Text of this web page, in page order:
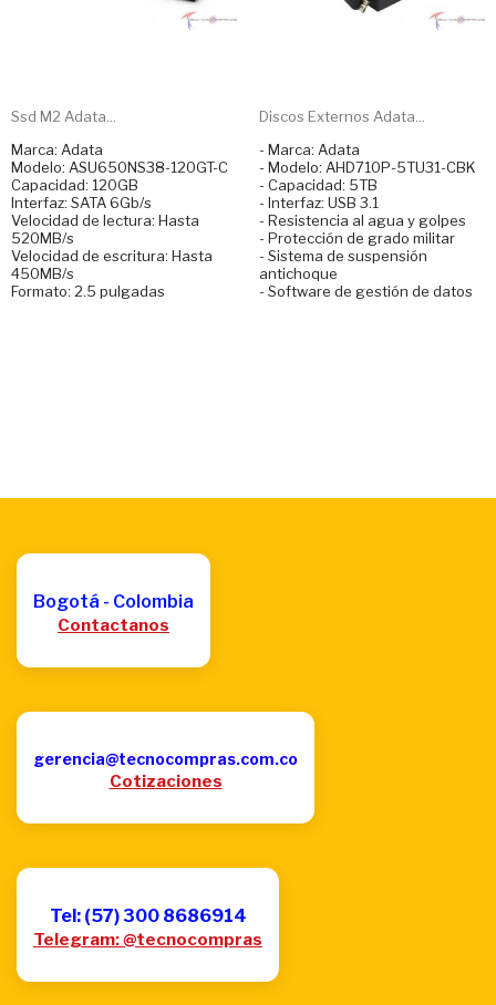
Ssd M2 Adata...
Marca: Adata
Modelo: ASU650NS38-120GT-C
Capacidad: 120GB
Interfaz: SATA 6Gb/s
Velocidad de lectura: Hasta
520MB/s
Velocidad de escritura: Hasta
450MB/s
Formato: 2.5 pulgadas
Discos Externos Adata...
- Marca: Adata
- Modelo: AHD710P-5TU31-CBK
- Capacidad: 5TB
- Interfaz: USB 3.1
- Resistencia al agua y golpes
- Protección de grado militar
- Sistema de suspensión
antichoque
- Software de gestión de datos
Bogotá - Colombia
Contactanos
gerencia@tecnocompras.com.co
Cotizaciones
Tel: (57) 300 8686914
Telegram: @tecnocompras